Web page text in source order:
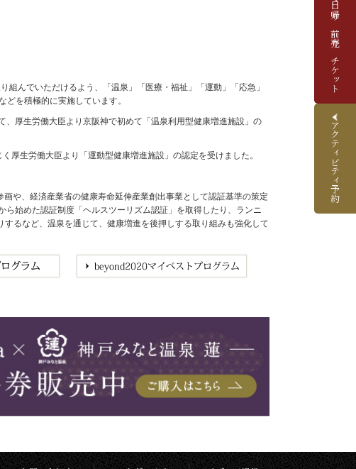
日帰り前売りチケット
アクティビティ予約
んでいただけるよう、「温泉」「医療・福祉」「運動」「応急」
を積極的に実施しています。
厚生労働大臣より京阪神で初めて「温泉利用型健康増進施設」の
厚生労働大臣より「運動型健康増進施設」の認定を受けました。
や、経済産業省の健康寿命延伸産業創出事業として認証基準の策定
始めた認証制度「ヘルスツーリズム認証」を取得したり、ランニ
るなど、温泉を通じて、健康増進を後押しする取り組みも強化して